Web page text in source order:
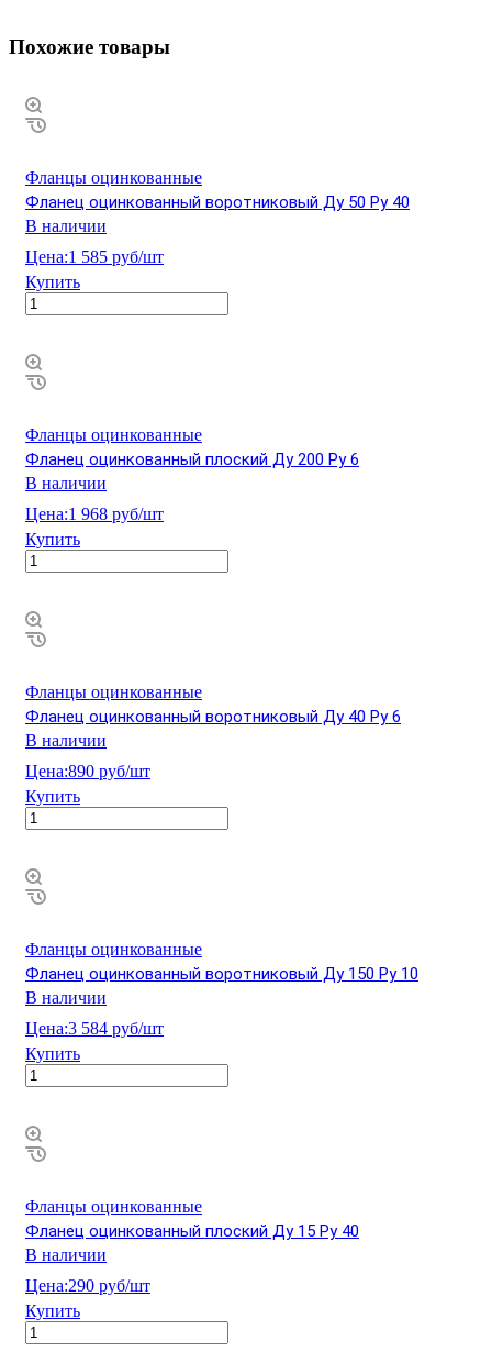
Похожие товары
Фланцы оцинкованные
Фланец оцинкованный воротниковый Ду 50 Ру 40
В наличии
Цена:1 585 руб/шт
Купить
Фланцы оцинкованные
Фланец оцинкованный плоский Ду 200 Ру 6
В наличии
Цена:1 968 руб/шт
Купить
Фланцы оцинкованные
Фланец оцинкованный воротниковый Ду 40 Ру 6
В наличии
Цена:890 руб/шт
Купить
Фланцы оцинкованные
Фланец оцинкованный воротниковый Ду 150 Ру 10
В наличии
Цена:3 584 руб/шт
Купить
Фланцы оцинкованные
Фланец оцинкованный плоский Ду 15 Ру 40
В наличии
Цена:290 руб/шт
Купить